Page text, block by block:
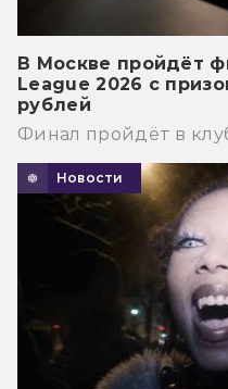
В Москве пройдёт
League 2026 с
рублей
Финал пройдёт в
Новости